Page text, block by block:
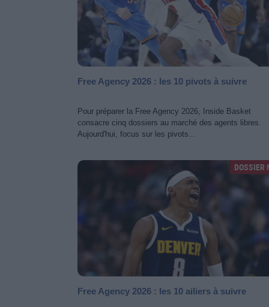
Free Agency 2026 : les 10 pivots à suivre
Pour préparer la Free Agency 2026, Inside Basket
consacre cinq dossiers au marché des agents libres.
Aujourd'hui, focus sur les pivots...
DOSSIER
Free Agency 2026 : les 10 ailiers à suivre